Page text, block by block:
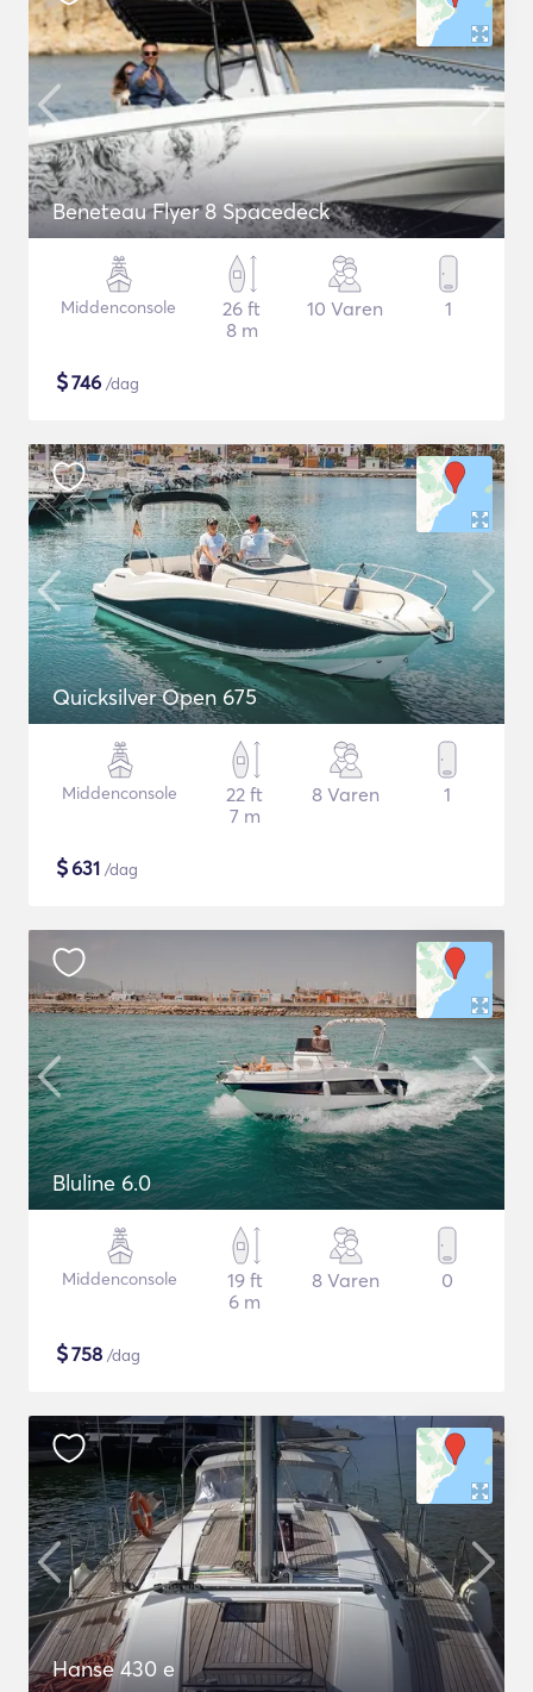
Beneteau Flyer 8 Spacedeck
Middenconsole
26 ft
8 m
10 Varen 1
$746 /dag
Quicksilver Open 675
Middenconsole
22 ft
7 m
8 Varen 1
$631 /dag
Bluline 6.0
Middenconsole
19 ft
6 m
8 Varen 0
$758 /dag
Hanse 430 e